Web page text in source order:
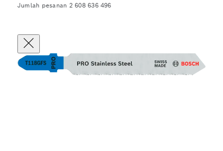
Jumlah pesanan 2 608 636 496